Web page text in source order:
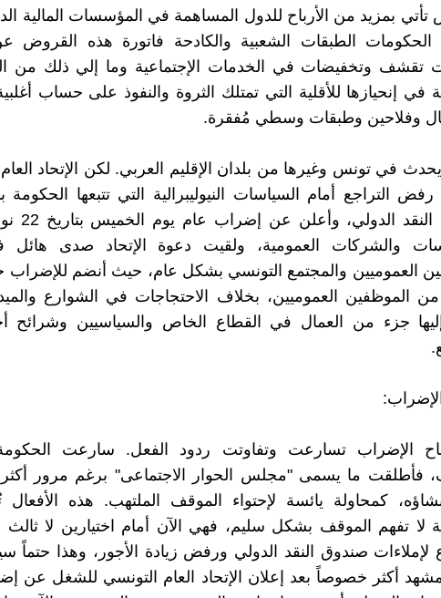
تأتي بمزيد من الأرباح للدول المساهمة في المؤسسات المالية
الحكومات الطبقات الشعبية والكادحة فاتورة هذه القروض
تقشف وتخفيضات في الخدمات الإجتماعية وما إلي ذلك من
في إنحيازها للأقلية التي تمتلك الثروة والنفوذ على حساب
وفلاحين وطبقات وسطي مُفقرة.
في تونس وغيرها من بلدان الإقليم العربي. لكن الإتحاد
التراجع أمام السياسات النيوليبرالية التي تتبعها الحكومة
صندوق
والشركات العمومية، ولقيت دعوة الإتحاد صدى
من الموظفين العموميين، بخلاف الاحتجاجات في الشوارع
جزء من العمال في القطاع الخاص والسياسيين
الإضراب تسارعت وتفاوتت ردود الفعل. سارعت الحكومة
فأطلقت ما يسمى "مجلس الحوار الاجتماعى" برغم مرور
كمحاولة يائسة لإحتواء الموقف الملتهب. هذه
لا تفهم الموقف بشكل سليم، فهي الآن أمام اختيارين لا ثالث
لإملاءات صندوق النقد الدولي ورفض زيادة الأجور، وهذا حتماً
أكثر خصوصاً بعد إعلان الإتحاد العام التونسي للشغل عن